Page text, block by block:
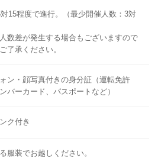
対15程度で進行。（最少開催人数：3対
差が発生する場合もございますので
了承ください。
ン・顔写真付きの身分証（運転免許
バーカード、パスポートなど）
ク付き
服装でお越しください。